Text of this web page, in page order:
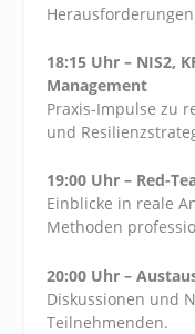
18:15 Uhr – NIS2,
Management
Praxis-Impulse zu
und
19:00 Uhr – Red-
Einblicke in reale
Methoden
20:00 Uhr –
Diskussionen und
Teilnehmenden.